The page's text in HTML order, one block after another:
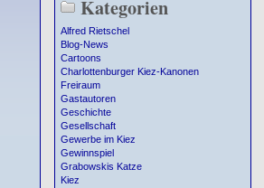
Kategorien
Alfred Rietschel
Blog-News
Cartoons
Charlottenburger Kiez-Kanonen
Freiraum
Gastautoren
Geschichte
Gesellschaft
Gewerbe im Kiez
Gewinnspiel
Grabowskis Katze
Kiez